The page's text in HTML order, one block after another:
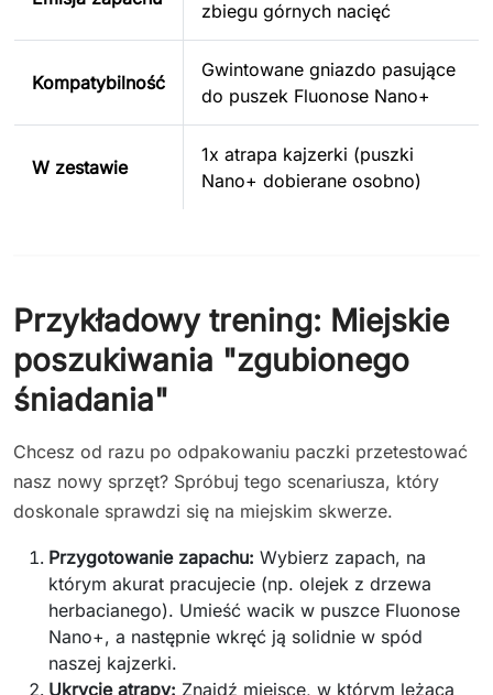
zbiegu górnych nacięć
Kompatybilność
Gwintowane gniazdo pasujące
do puszek Fluonose Nano+
W zestawie
1x atrapa kajzerki (puszki
Nano+ dobierane osobno)
Przykładowy trening: Miejskie
poszukiwania "zgubionego
śniadania"
Chcesz od razu po odpakowaniu paczki przetestować
nasz nowy sprzęt? Spróbuj tego scenariusza, który
doskonale sprawdzi się na miejskim skwerze.
Przygotowanie zapachu: Wybierz zapach, na
którym akurat pracujecie (np. olejek z drzewa
herbacianego). Umieść wacik w puszce Fluonose
Nano+, a następnie wkręć ją solidnie w spód
naszej kajzerki.
Ukrycie atrapy: Znajdź miejsce, w którym leżąca